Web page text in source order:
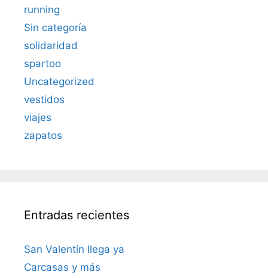
running
Sin categoría
solidaridad
spartoo
Uncategorized
vestidos
viajes
zapatos
Entradas recientes
San Valentín llega ya
Carcasas y más